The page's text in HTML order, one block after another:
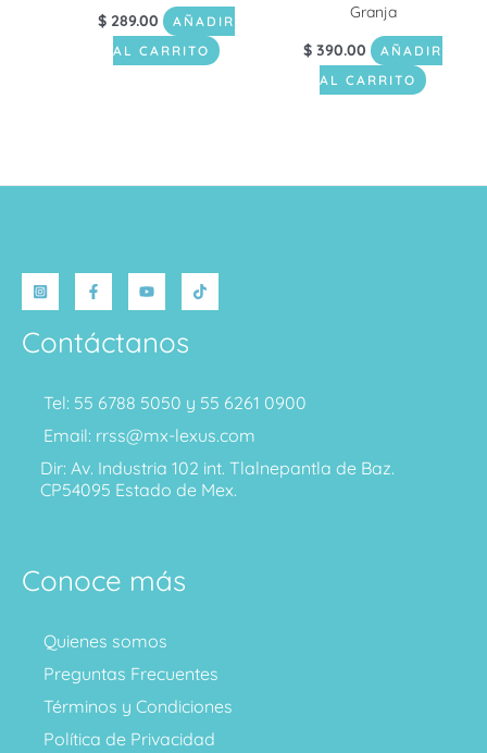
$ 289.00
AÑADIR
AL CARRITO
Granja
$ 390.00
AÑADIR
AL CARRITO
Contáctanos
Tel: 55 6788 5050 y 55 6261 0900
Email: rrss@mx-lexus.com
Dir: Av. Industria 102 int. Tlalnepantla de Baz.
CP54095 Estado de Mex.
Conoce más
Quienes somos
Preguntas Frecuentes
Términos y Condiciones
Política de Privacidad